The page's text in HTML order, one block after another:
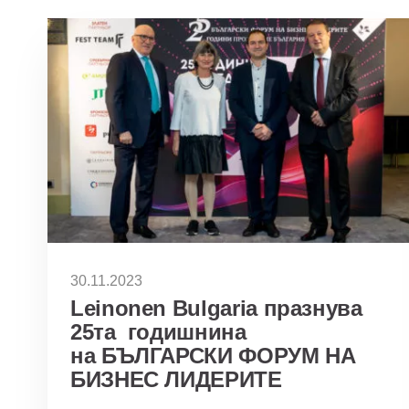
30.11.2023
Leinonen Bulgaria празнува
25та годишнина
на БЪЛГАРСКИ ФОРУМ НА
БИЗНЕС ЛИДЕРИТЕ